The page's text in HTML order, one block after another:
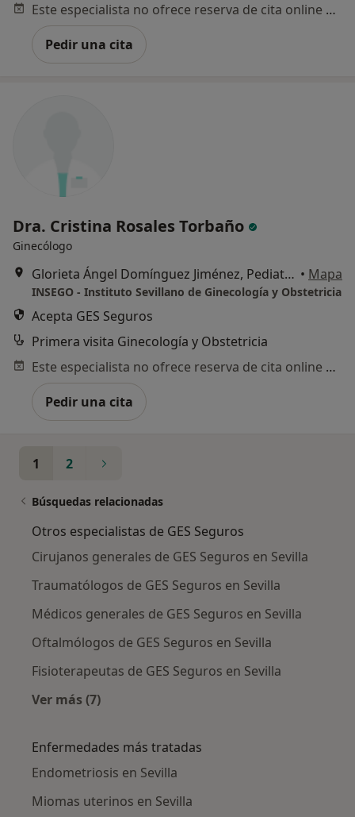
Este especialista no ofrece reserva de cita online en esta dirección.
Pedir una cita
Dra. Cristina Rosales Torbaño
Ginecólogo
Glorieta Ángel Domínguez Jiménez, Pediatra, 2 – Castilleja de la Cuesta, Castilleja de la Cuesta • Mapa
INSEGO - Instituto Sevillano de Ginecología y Obstetricia
Acepta GES Seguros
Primera visita Ginecología y Obstetricia
Este especialista no ofrece reserva de cita online en esta dirección.
Pedir una cita
1 2
Búsquedas relacionadas
Otros especialistas de GES Seguros
Cirujanos generales de GES Seguros en Sevilla
Traumatólogos de GES Seguros en Sevilla
Médicos generales de GES Seguros en Sevilla
Oftalmólogos de GES Seguros en Sevilla
Fisioterapeutas de GES Seguros en Sevilla
Ver más (7)
Enfermedades más tratadas
Endometriosis en Sevilla
Miomas uterinos en Sevilla